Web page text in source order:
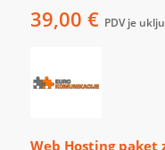
39,00 € PDV je
Web Hosting